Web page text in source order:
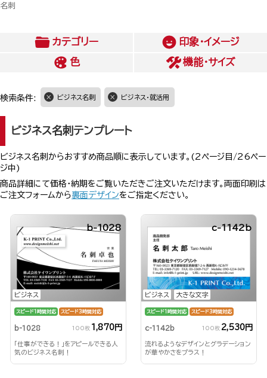
名刺
カテゴリー
印象・イメージ
色
機能・サイズ
検索条件: ビジネス名刺 ビジネス・就活用
ビジネス名刺テンプレート
ビジネス名刺からおすすめ商品順に表示しています。(2ページ目/26ペー
ジ中)
商品詳細にて価格・納期をご覧いただきご注文いただけます。両面印刷は
ご注文フォームから裏面デザインをご指定ください。
ビジネス
b-1028
スピード1時間対応 スピード3時間対応
b-1028 100枚 1,870円
「仕事ができる！」をアピールできる人
気のビジネス名刺！
ビジネス 大きな文字
c-1142b
スピード1時間対応 スピード3時間対応
c-1142b 100枚 2,530円
流れるようなデザインとグラデーション
が華やかさをプラス！